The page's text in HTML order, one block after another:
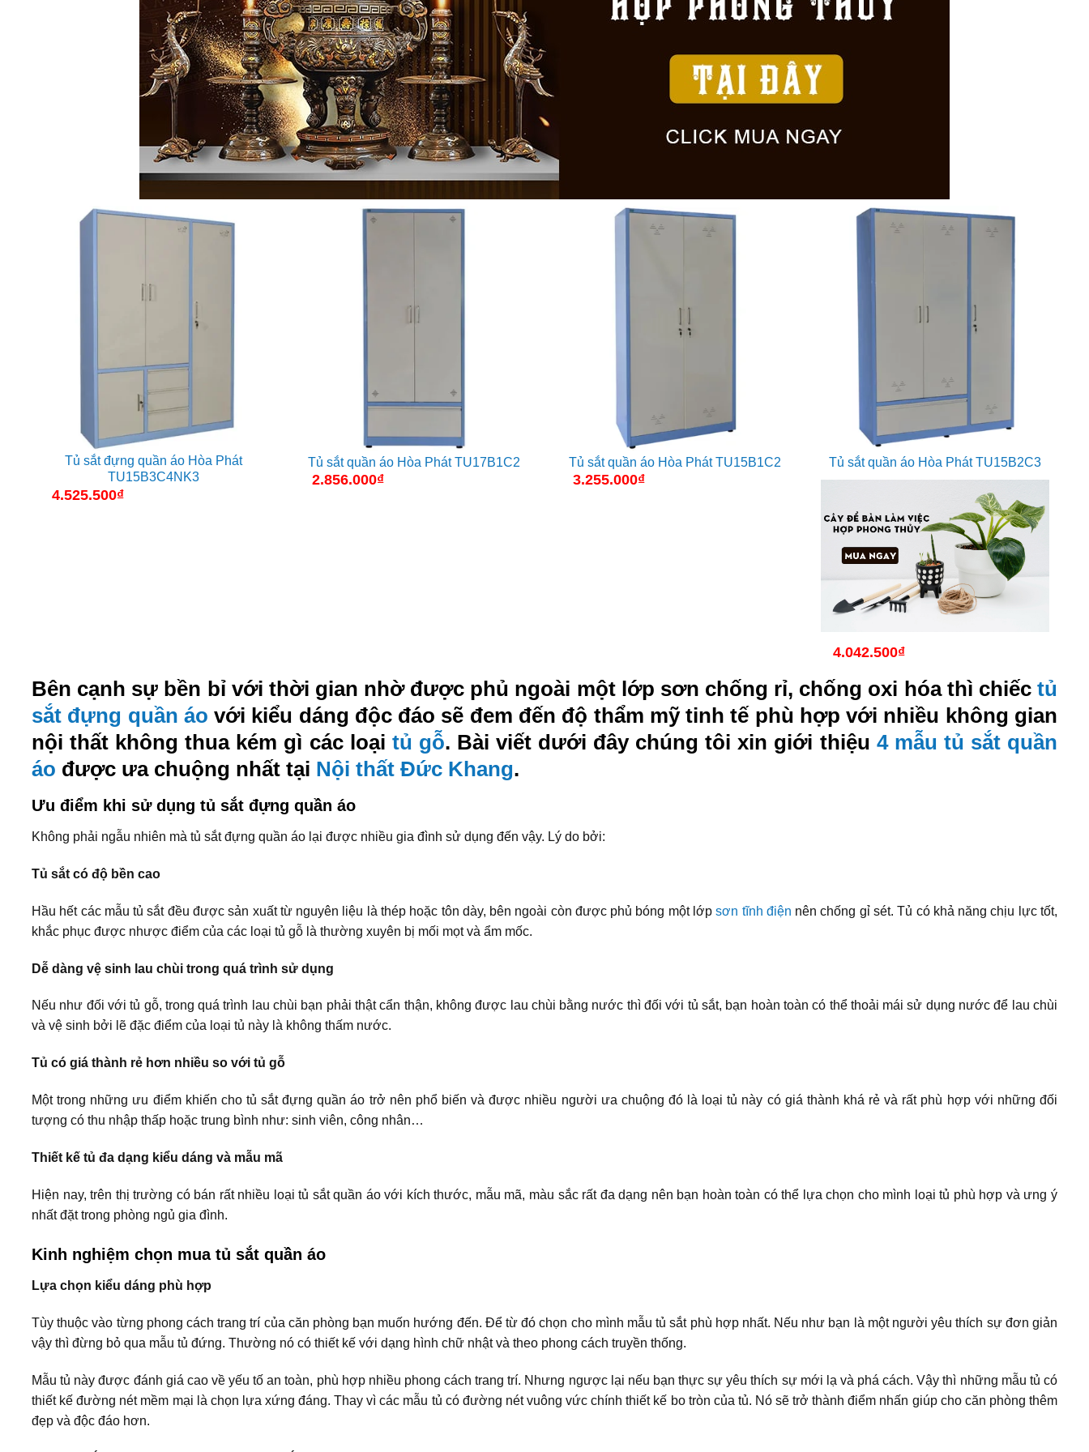
Tủ sắt đựng quần áo Hòa Phát
TU15B3C4NK3
4.525.500₫
Tủ sắt quần áo Hòa Phát TU17B1C2
2.856.000₫
Tủ sắt quần áo Hòa Phát TU15B1C2
3.255.000₫
Tủ sắt quần áo Hòa Phát TU15B2C3
4.042.500₫
Bên cạnh sự bền bỉ với thời gian nhờ được phủ ngoài một lớp sơn chống rỉ, chống oxi hóa thì chiếc tủ
sắt đựng quần áo với kiểu dáng độc đáo sẽ đem đến độ thẩm mỹ tinh tế phù hợp với nhiều không gian
nội thất không thua kém gì các loại tủ gỗ. Bài viết dưới đây chúng tôi xin giới thiệu 4 mẫu tủ sắt quần
áo được ưa chuộng nhất tại Nội thất Đức Khang.
Ưu điểm khi sử dụng tủ sắt đựng quần áo
Không phải ngẫu nhiên mà tủ sắt đựng quần áo lại được nhiều gia đình sử dụng đến vậy. Lý do bởi:
Tủ sắt có độ bền cao
Hầu hết các mẫu tủ sắt đều được sản xuất từ nguyên liệu là thép hoặc tôn dày, bên ngoài còn được phủ bóng một lớpsơn tĩnh điện nên chống gỉ sét. Tủ có khả năng chịu lực tốt,
khắc phục được nhược điểm của các loại tủ gỗ là thường xuyên bị mối mọt và ẩm mốc.
Dễ dàng vệ sinh lau chùi trong quá trình sử dụng
Nếu như đối với tủ gỗ, trong quá trình lau chùi bạn phải thật cẩn thận, không được lau chùi bằng nước thì đối với tủ sắt, bạn hoàn toàn có thể thoải mái sử dụng nước để lau chùi
và vệ sinh bởi lẽ đặc điểm của loại tủ này là không thấm nước.
Tủ có giá thành rẻ hơn nhiều so với tủ gỗ
Một trong những ưu điểm khiến cho tủ sắt đựng quần áo trở nên phổ biến và được nhiều người ưa chuộng đó là loại tủ này có giá thành khá rẻ và rất phù hợp với những đối
tượng có thu nhập thấp hoặc trung bình như: sinh viên, công nhân…
Thiết kế tủ đa dạng kiểu dáng và mẫu mã
Hiện nay, trên thị trường có bán rất nhiều loại tủ sắt quần áo với kích thước, mẫu mã, màu sắc rất đa dạng nên bạn hoàn toàn có thể lựa chọn cho mình loại tủ phù hợp và ưng ý
nhất đặt trong phòng ngủ gia đình.
Kinh nghiệm chọn mua tủ sắt quần áo
Lựa chọn kiểu dáng phù hợp
Tùy thuộc vào từng phong cách trang trí của căn phòng bạn muốn hướng đến. Để từ đó chọn cho mình mẫu tủ sắt phù hợp nhất. Nếu như bạn là một người yêu thích sự đơn giản
vậy thì đừng bỏ qua mẫu tủ đứng. Thường nó có thiết kế với dạng hình chữ nhật và theo phong cách truyền thống.
Mẫu tủ này được đánh giá cao về yếu tố an toàn, phù hợp nhiều phong cách trang trí. Nhưng ngược lại nếu bạn thực sự yêu thích sự mới lạ và phá cách. Vậy thì những mẫu tủ có
thiết kế đường nét mềm mại là chọn lựa xứng đáng. Thay vì các mẫu tủ có đường nét vuông vức chính thiết kế bo tròn của tủ. Nó sẽ trở thành điểm nhấn giúp cho căn phòng thêm
đẹp và độc đáo hơn.